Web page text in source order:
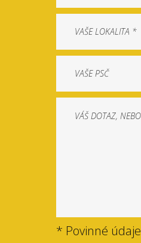
* Povinné údaje